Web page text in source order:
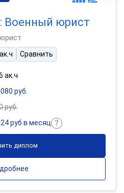
Военный юрист
Сравнить
ак.ч
руб.
руб.
руб в месяц
диплом